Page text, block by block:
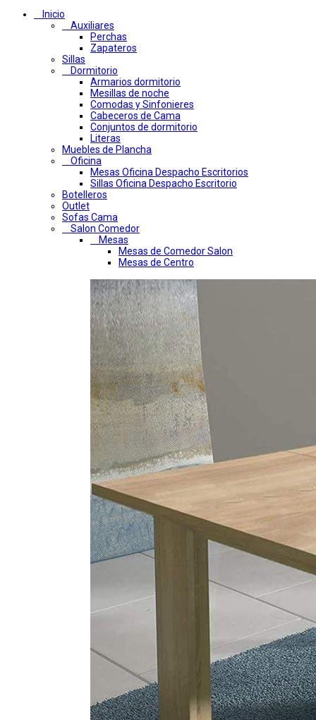
Inicio
Auxiliares
Perchas
Zapateros
Sillas
Dormitorio
Armarios dormitorio
Mesillas de noche
Comodas y Sinfonieres
Cabeceros de Cama
Conjuntos de dormitorio
Literas
Muebles de Plancha
Oficina
Mesas Oficina Despacho Escritorios
Sillas Oficina Despacho Escritorio
Botelleros
Outlet
Sofas Cama
Salon Comedor
Mesas
Mesas de Comedor Salon
Mesas de Centro